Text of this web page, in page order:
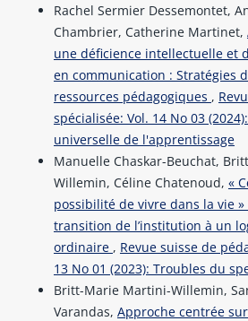
Rachel Sermier Dessemontet,
Chambrier, Catherine Martinet,
une déficience intellectuelle et
en communication : Stratégies
ressources pédagogiques ,
spécialisée: Vol. 14 No 03
universelle de l'apprentissage
Manuelle Chaskar-Beuchat,
Willemin, Céline Chatenoud, «
possibilité de vivre dans la vie
transition de l’institution à un
ordinaire , Revue suisse de
13 No 01 (2023): Troubles du
Britt-Marie Martini-Willemin,
Varandas, Approche centrée